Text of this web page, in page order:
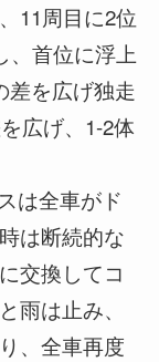
11周目に2位
、首位に浮上
差を広げ独走
広げ、1-2体
は全車がド
は断続的な
交換してコ
雨は止み、
、全車再度